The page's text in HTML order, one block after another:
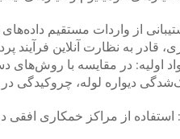
قادر به نظارت آنلاین
اولیه: در مقایسه با روش‌های
دیواره لوله،